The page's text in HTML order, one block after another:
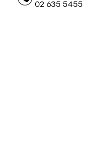
02 635 5455